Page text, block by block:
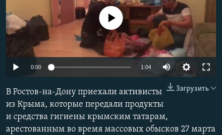
ПОБЕДИТЕЛЕЙ НЕ СУДЯТ?
КРЫМ.НЕПОКОРЕННЫЙ
УКРАИНСКАЯ ПРОБЛЕМА КРЫМА
ПРИСОЕДИНЯЙТЕСЬ!
Все сайты RFE/RL
No media source currently available
0:00 1:04
Загрузить
В Ростов-на-Дону приехали активисты
из Крыма, которые передали продукты
и средства гигиены крымским татарам,
арестованным во время массовых обысков 27 марта